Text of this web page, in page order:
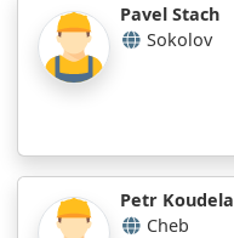
Pavel Stach
Sokolov
Petr Koudela
Cheb